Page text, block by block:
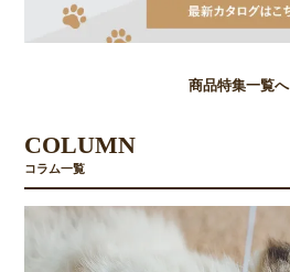
商品特集一覧へ
COLUMN
コラム一覧